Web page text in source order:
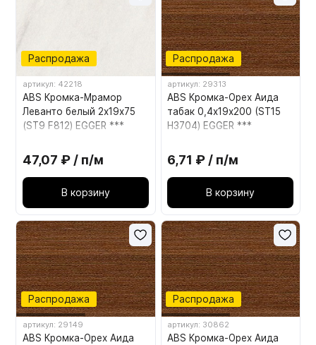
Распродажа
артикул: 42218
ABS Кромка-Мрамор
Леванто белый 2х19х75
(ST9 F812) EGGER ***
47,07 ₽ / п/м
В корзину
Распродажа
артикул: 29313
ABS Кромка-Орех Аида
табак 0,4х19х200 (ST15
H3704) EGGER ***
6,71 ₽ / п/м
В корзину
Распродажа
артикул: 29149
ABS Кромка-Орех Аида
Распродажа
артикул: 30862
ABS Кромка-Орех Аида